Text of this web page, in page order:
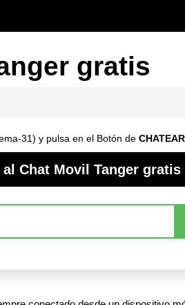
gratis
31) y pulsa en el Botón de CHATEAR
al Chat Movil Tanger gratis